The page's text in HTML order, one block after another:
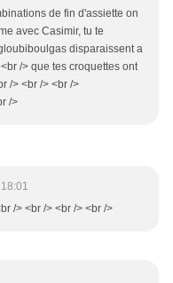
de fin d'assiette on
avec Casimir, tu te
disparaissent a
/> que tes croquettes ont
/> <br /> <br />
/>
/> <br /> <br /> <br />